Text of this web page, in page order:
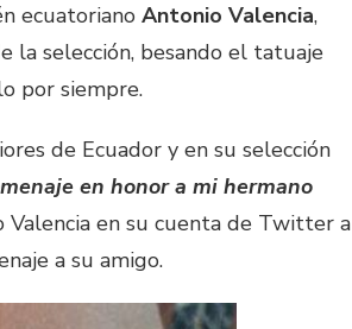
ecuatoriano Antonio Valencia,
la selección, besando el tatuaje
por siempre.
de Ecuador y en su selección
en honor a mi hermano
Valencia en su cuenta de Twitter a
a su amigo.